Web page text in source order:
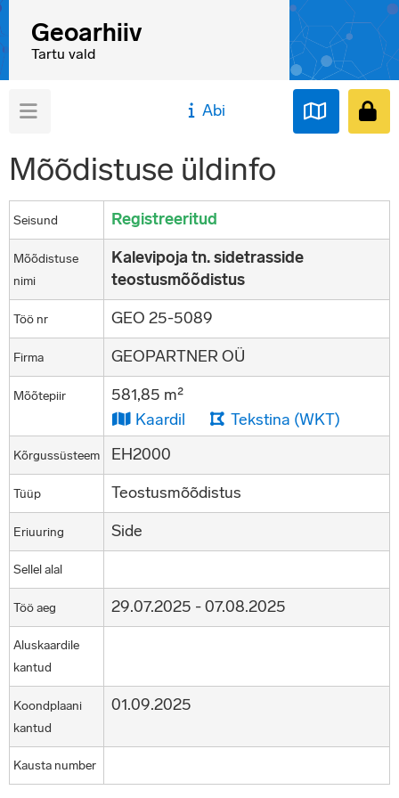
Geoarhiiv
Tartu vald
Abi
Mõõdistuse üldinfo
Seisund Registreeritud
Mõõdistuse
nimi
Kalevipoja tn. sidetrasside
teostusmõõdistus
Töö nr GEO 25-5089
Firma GEOPARTNER OÜ
Mõõtepiir
581,85 m²
Kaardil
Tekstina (WKT)
Kõrgussüsteem EH2000
Tüüp Teostusmõõdistus
Eriuuring Side
Sellel alal
Töö aeg 29.07.2025 - 07.08.2025
Aluskaardile
kantud
Koondplaani
kantud
01.09.2025
Kausta number